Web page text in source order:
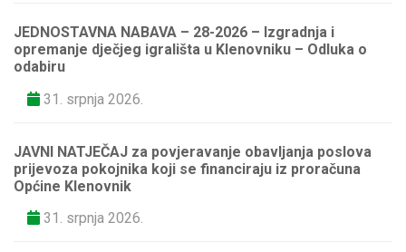
JEDNOSTAVNA NABAVA – 28-2026 – Izgradnja i
opremanje dječjeg igrališta u Klenovniku – Odluka o
odabiru
31. srpnja 2026.
JAVNI NATJEČAJ za povjeravanje obavljanja poslova
prijevoza pokojnika koji se financiraju iz proračuna
Općine Klenovnik
31. srpnja 2026.